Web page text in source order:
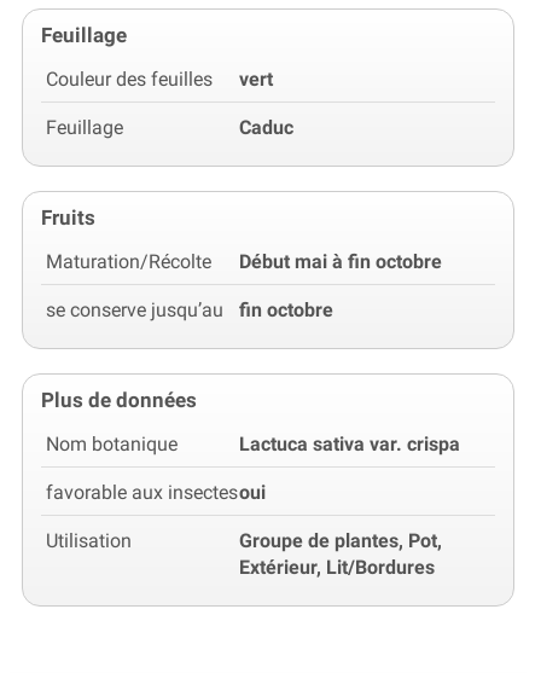
Feuillage
Couleur des feuilles vert
Feuillage Caduc
Fruits
Maturation/Récolte Début mai à fin octobre
se conserve jusqu’au fin octobre
Plus de données
Nom botanique Lactuca sativa var. crispa
favorable aux insectesoui
Utilisation
Groupe de plantes, Pot,
Extérieur, Lit/Bordures